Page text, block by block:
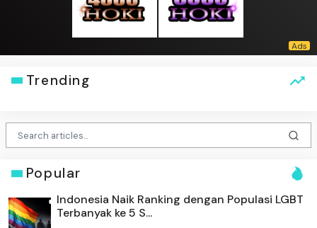
Trending
Popular
Indonesia Naik Ranking dengan Populasi LGBT
Terbanyak ke 5 S...